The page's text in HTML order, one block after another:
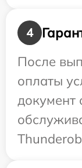
4
После
оплаты
документ